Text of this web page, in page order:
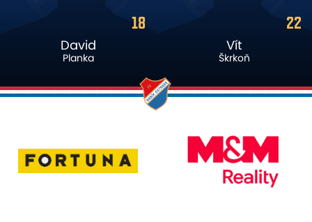
22
Vít
Škrkoň
14
Samuel
Grygar